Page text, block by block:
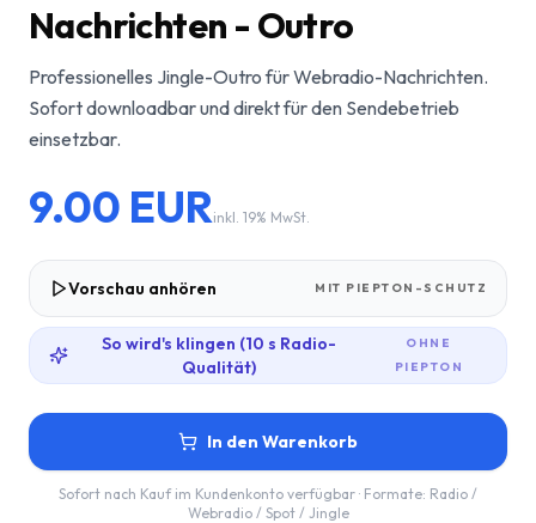
Nachrichten - Outro
Professionelles Jingle-Outro für Webradio-Nachrichten.
Sofort downloadbar und direkt für den Sendebetrieb
einsetzbar.
9.00 EURinkl. 19% MwSt.
Vorschau anhören MIT PIEPTON-SCHUTZ
So wird's klingen (10 s Radio-
Qualität)
OHNE
PIEPTON
In den Warenkorb
Sofort nach Kauf im Kundenkonto verfügbar · Formate: Radio /
Webradio / Spot / Jingle